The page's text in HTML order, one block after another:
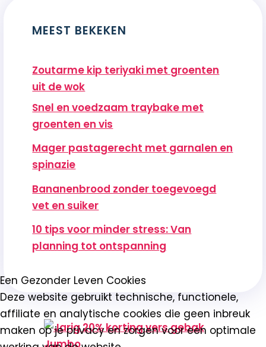
MEEST BEKEKEN
Zoutarme kip teriyaki met groenten
uit de wok
Snel en voedzaam traybake met
groenten en vis
Mager pastagerecht met garnalen en
spinazie
Bananenbrood zonder toegevoegd
vet en suiker
10 tips voor minder stress: Van
planning tot ontspanning
Een Gezonder Leven Cookies
Deze website gebruikt technische, functionele,
affiliate en analytische cookies die geen inbreuk
maken op je privacy en zorgen voor een optimale